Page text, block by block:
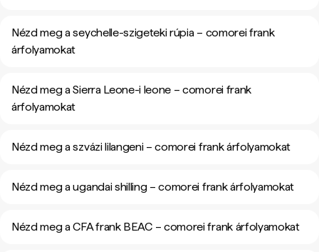
Nézd meg a seychelle-szigeteki rúpia – comorei frank
árfolyamokat
Nézd meg a Sierra Leone-i leone – comorei frank
árfolyamokat
Nézd meg a szvázi lilangeni – comorei frank árfolyamokat
Nézd meg a ugandai shilling – comorei frank árfolyamokat
Nézd meg a CFA frank BEAC – comorei frank árfolyamokat